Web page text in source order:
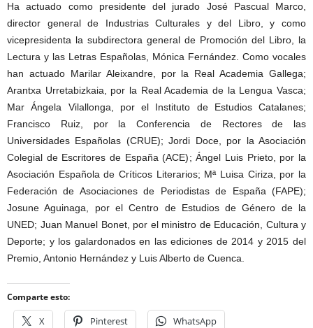
Ha actuado como presidente del jurado José Pascual Marco,
director general de Industrias Culturales y del Libro, y como
vicepresidenta la subdirectora general de Promoción del Libro, la
Lectura y las Letras Españolas, Mónica Fernández. Como vocales
han actuado Marilar Aleixandre, por la Real Academia Gallega;
Arantxa Urretabizkaia, por la Real Academia de la Lengua Vasca;
Mar Ángela Vilallonga, por el Instituto de Estudios Catalanes;
Francisco Ruiz, por la Conferencia de Rectores de las
Universidades Españolas (CRUE); Jordi Doce, por la Asociación
Colegial de Escritores de España (ACE); Ángel Luis Prieto, por la
Asociación Española de Críticos Literarios; Mª Luisa Ciriza, por la
Federación de Asociaciones de Periodistas de España (FAPE);
Josune Aguinaga, por el Centro de Estudios de Género de la
UNED; Juan Manuel Bonet, por el ministro de Educación, Cultura y
Deporte; y los galardonados en las ediciones de 2014 y 2015 del
Premio, Antonio Hernández y Luis Alberto de Cuenca.
Comparte esto:
X Pinterest WhatsApp